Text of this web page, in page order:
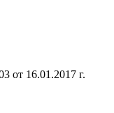
от 16.01.2017 г.